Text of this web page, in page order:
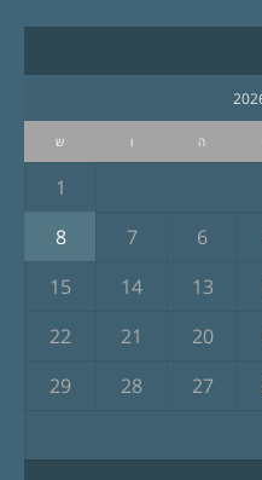
ה ו ש
1
6
7
8
13
14
15
20
21
22
27
28
29